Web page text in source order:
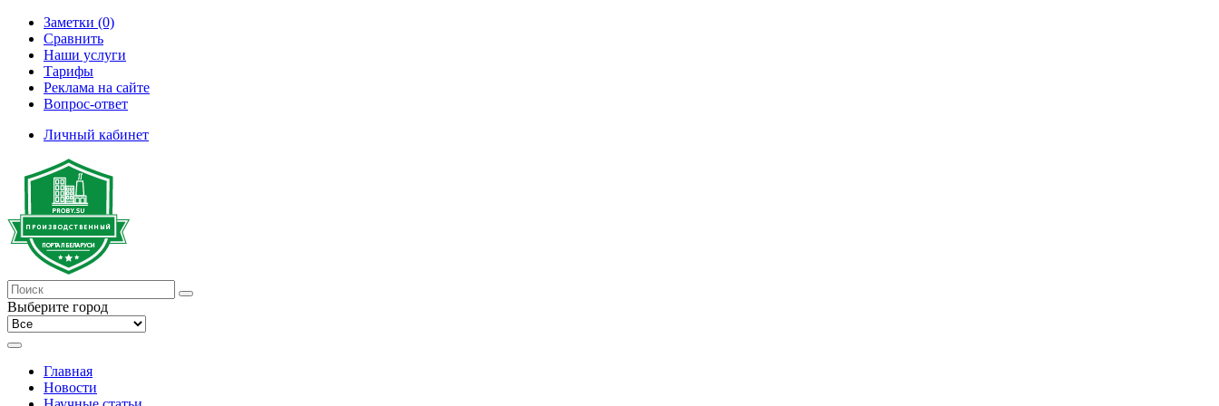
Заметки (0)
Сравнить
Наши услуги
Тарифы
Реклама на сайте
Вопрос-ответ
Личный кабинет
Выберите город
Главная
Новости